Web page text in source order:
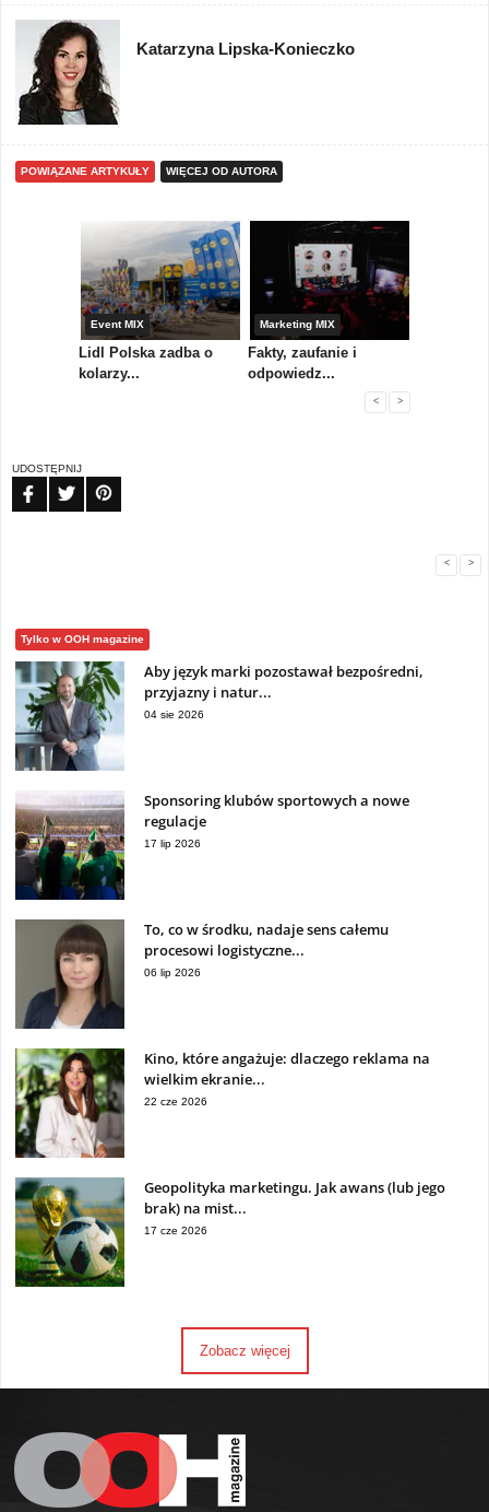
Katarzyna Lipska-Konieczko
POWIĄZANE ARTYKUŁY WIĘCEJ OD AUTORA
Event MIX
Lidl Polska zadba o
kolarzy...
Marketing MIX
Fakty, zaufanie i
odpowiedz...
< >
UDOSTĘPNIJ
< >
Tylko w OOH magazine
Aby język marki pozostawał bezpośredni,
przyjazny i natur...
04 sie 2026
Sponsoring klubów sportowych a nowe
regulacje
17 lip 2026
To, co w środku, nadaje sens całemu
procesowi logistyczne...
06 lip 2026
Kino, które angażuje: dlaczego reklama na
wielkim ekranie...
22 cze 2026
Geopolityka marketingu. Jak awans (lub jego
brak) na mist...
17 cze 2026
Zobacz więcej